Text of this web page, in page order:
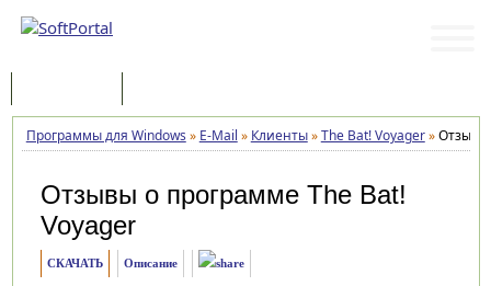
Программы для Windows » E-Mail » Клиенты»The Bat! Voyager»Отзывы
Отзывы о программе The Bat!
Voyager
СКАЧАТЬ Описание